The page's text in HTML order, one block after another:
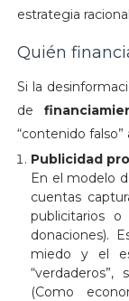
estrategia
Quién
Si la
de
“contenido falso”
Publicidad
En el modelo
cuentas
publicitarios o
donaciones).
miedo y el
(Como